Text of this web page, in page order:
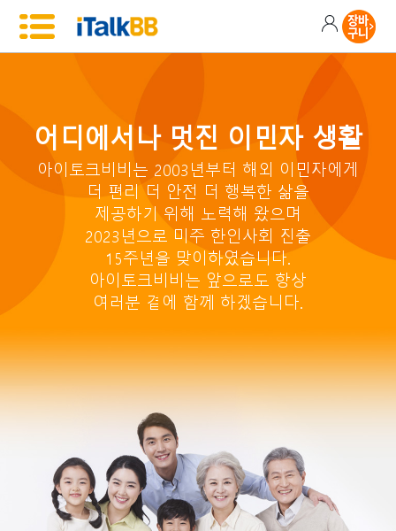
어디에서나 멋진 이민자 생활
아이토크비비는 2003년부터 해외 이민자에게
더 편리 더 안전 더 행복한 삶을
제공하기 위해 노력해 왔으며
2023년으로 미주 한인사회 진출
15주년을 맞이하였습니다.
아이토크비비는 앞으로도 항상
여러분 곁에 함께 하겠습니다.